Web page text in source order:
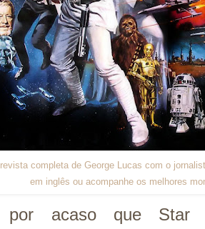
completa de George Lucas com o
em inglês ou acompanhe os melhores
acaso que Star